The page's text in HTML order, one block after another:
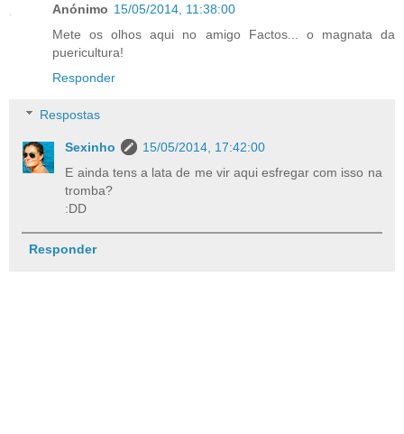
Anónimo 15/05/2014, 11:38:00
Mete os olhos aqui no amigo Factos... o magnata da
puericultura!
Responder
Respostas
Sexinho
15/05/2014, 17:42:00
E ainda tens a lata de me vir aqui esfregar com isso na
tromba?
:DD
Responder